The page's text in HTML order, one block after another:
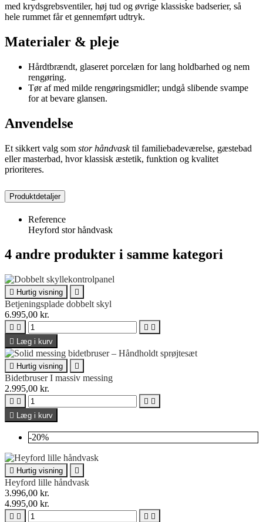
med krydsgrebsventiler, høj tud og øvrige klassiske badserier, så
hele rummet får et gennemført udtryk.
Materialer & pleje
Hårdtbrændt, glaseret porcelæn for lang holdbarhed og nem
rengøring.
Tør af med milde rengøringsmidler; undgå slibende svampe
for at bevare glansen.
Anvendelse
Et sikkert valg som stor håndvasktil familiebadeværelse, gæstebad
eller masterbad, hvor klassisk æstetik, funktion og kvalitet
prioriteres.
Produktdetaljer
Reference
Heyford stor håndvask
4 andre produkter i samme kategori
 Hurtig visning 
Betjeningsplade dobbelt skyl
6.995,00 kr.
   
 Læg i kurv
 Hurtig visning 
Bidetbruser I massiv messing
2.995,00 kr.
   
 Læg i kurv
-20%
 Hurtig visning 
Heyford lille håndvask
3.996,00 kr.
4.995,00 kr.
   